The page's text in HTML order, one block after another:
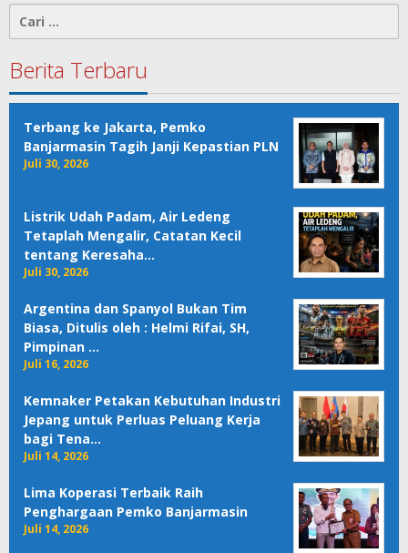
Cari
Berita Terbaru
Terbang ke Jakarta, Pemko
Banjarmasin Tagih Janji Kepastian PLN
Juli 30, 2026
Listrik Udah Padam, Air Ledeng
Tetaplah Mengalir, Catatan Kecil
tentang Keresaha…
Juli 30, 2026
Argentina dan Spanyol Bukan Tim
Biasa, Ditulis oleh : Helmi Rifai, SH,
Pimpinan …
Juli 16, 2026
Kemnaker Petakan Kebutuhan Industri
Jepang untuk Perluas Peluang Kerja
bagi Tena…
Juli 14, 2026
Lima Koperasi Terbaik Raih
Penghargaan Pemko Banjarmasin
Juli 14, 2026